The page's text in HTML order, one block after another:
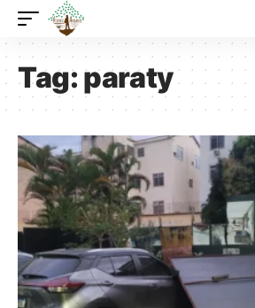
Tag:paraty